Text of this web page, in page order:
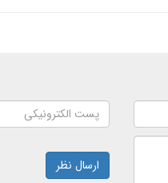
ارسال نظر